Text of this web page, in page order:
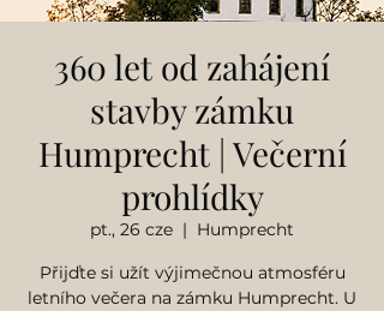
360 let od zahájení
stavby zámku
Humprecht | Večerní
prohlídky
pt., 26 cze
  |
Humprecht
Přijďte si užít výjimečnou atmosféru
letního večera na zámku Humprecht. U